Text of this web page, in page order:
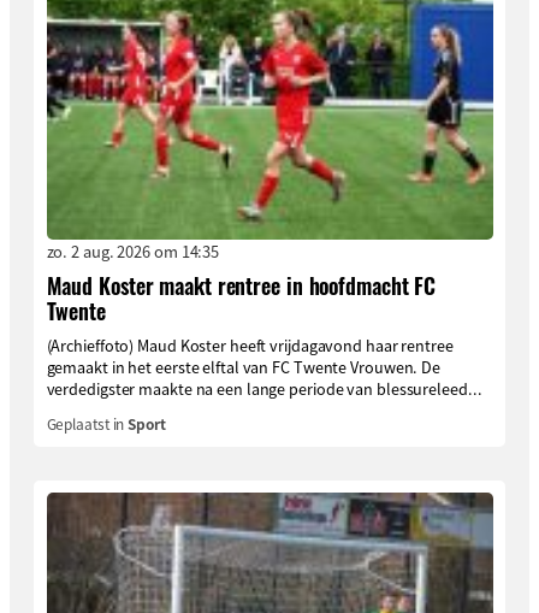
zo. 2 aug. 2026 om 14:35
Maud Koster maakt rentree in hoofdmacht FC
Twente
(Archieffoto) Maud Koster heeft vrijdagavond haar rentree
gemaakt in het eerste elftal van FC Twente Vrouwen. De
verdedigster maakte na een lange periode van blessureleed...
Geplaatst inSport